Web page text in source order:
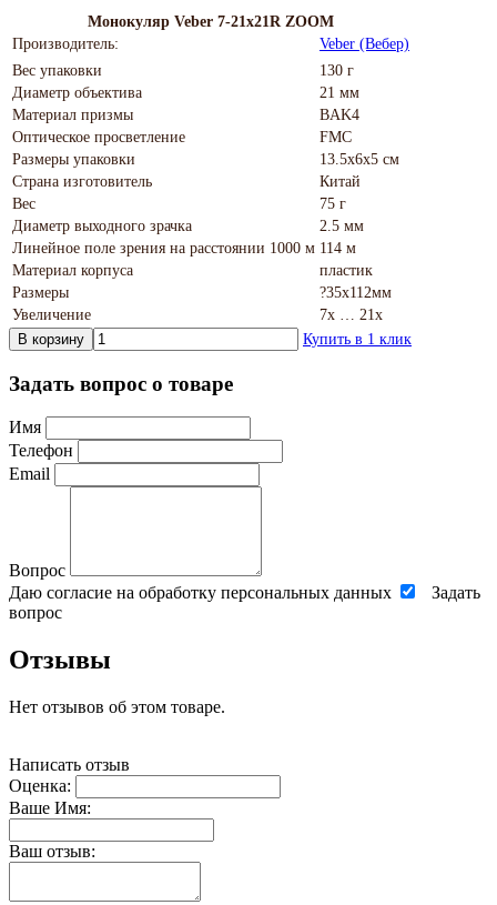
Монокуляр Veber 7-21x21R ZOOM
Производитель:
Veber (Вебер)
Вес упаковки
130 г
Диаметр объектива
21 мм
Материал призмы
BAK4
Оптическое просветление
FMC
Размеры упаковки
13.5х6х5 см
Страна изготовитель
Китай
Вес
75 г
Диаметр выходного зрачка
2.5 мм
Линейное поле зрения на расстоянии 1000 м 114 м
Материал корпуса
пластик
Размеры
?35х112мм
Увеличение
7х … 21х
В корзину
Купить в 1 клик
Задать вопрос о товаре
Имя
Телефон
Email
Вопрос
Даю согласие на обработку персональных данных
Задать
вопрос
Отзывы
Нет отзывов об этом товаре.
Написать отзыв
Оценка:
Ваше Имя:
Ваш отзыв: